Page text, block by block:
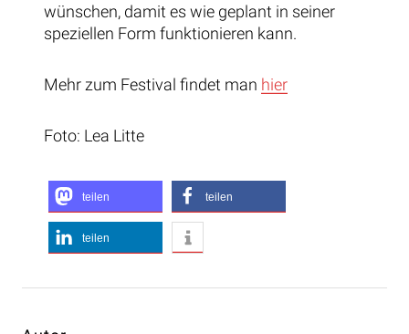
wünschen, damit es wie geplant in seiner
speziellen Form funktionieren kann.
Mehr zum Festival findet man hier
Foto: Lea Litte
teilen teilen
teilen